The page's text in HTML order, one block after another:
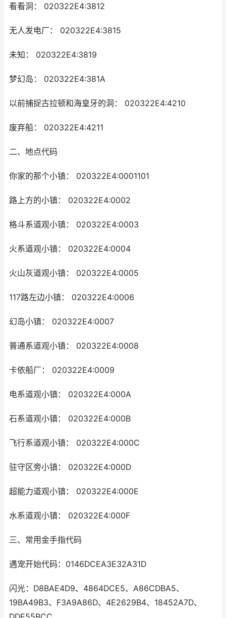
看看洞： 020322E4:3812
无人发电厂： 020322E4:3815
未知： 020322E4:3819
梦幻岛： 020322E4:381A
以前捕捉古拉顿和海皇牙的洞： 020322E4:4210
废弃船： 020322E4:4211
二、地点代码
你家的那个小镇： 020322E4:0001101
路上方的小镇： 020322E4:0002
格斗系道观小镇： 020322E4:0003
火系道观小镇： 020322E4:0004
火山灰道观小镇： 020322E4:0005
117路左边小镇： 020322E4:0006
幻岛小镇： 020322E4:0007
普通系道观小镇： 020322E4:0008
卡依船厂： 020322E4:0009
电系道观小镇： 020322E4:000A
石系道观小镇： 020322E4:000B
飞行系道观小镇： 020322E4:000C
驻守区旁小镇： 020322E4:000D
超能力道观小镇： 020322E4:000E
水系道观小镇： 020322E4:000F
三、常用金手指代码
遇宠开始代码：0146DCEA3E32A31D
闪光：D8BAE4D9、4864DCE5、A86CDBA5、
19BA49B3、F3A9A86D、4E2629B4、18452A7D、